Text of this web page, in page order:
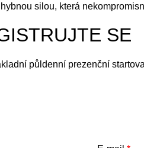
silou, která
SE
půldenní prezenční